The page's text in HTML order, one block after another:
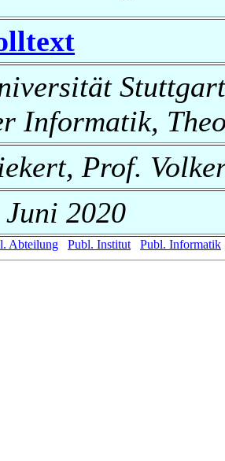
Informatik,
Prof.
Juni 2020
Abteilung Publ. Institut Publ. Informatik